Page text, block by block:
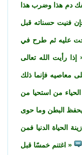
دم هذا وضرب هذا
فنيت حسناته قبل
عليه ثم طرح في
إذا رأيت الله تعالى
معاصيه فإنما ذلك
من استحيا من
البطن وما حوى
الحياة الدنيا فمن
اغتنم خمسًا قبل